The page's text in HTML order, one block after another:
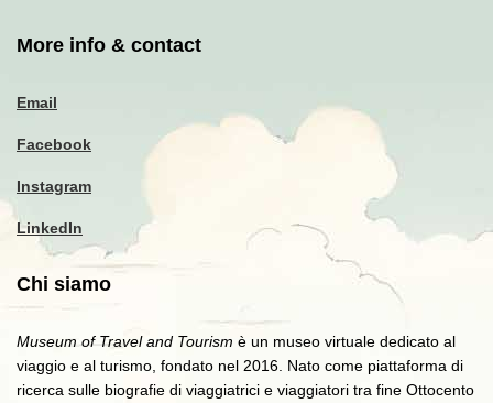
More info & contact
Email
Facebook
Instagram
LinkedIn
Chi siamo
Museum of Travel and Tourism è un museo virtuale dedicato al
viaggio e al turismo, fondato nel 2016. Nato come piattaforma di
ricerca sulle biografie di viaggiatrici e viaggiatori tra fine Ottocento